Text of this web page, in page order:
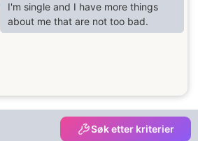
I'm single and I have more things
about me that are not too bad.
Søk etter kriterier